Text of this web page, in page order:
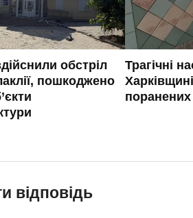
обстріл
пошкоджено
Трагічні
поранених
відповідь